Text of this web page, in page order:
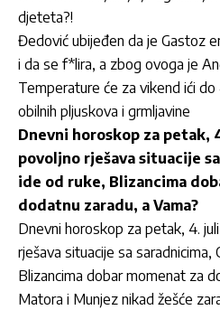
djeteta?!
Đedović ubijeđen da je Gastoz
i da se f*lira, a zbog ovoga je
Temperature će za vikend ići
obilnih pljuskova i grmljavine
Dnevni horoskop za petak,
povoljno rješava situacije
ide od ruke, Blizancima
dodatnu zaradu, a Vama?
Dnevni horoskop za petak, 4.
rješava situacije sa saradnicima,
Blizancima dobar momenat za
Matora i Munjez nikad žešće